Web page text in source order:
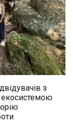
з
екосистемою